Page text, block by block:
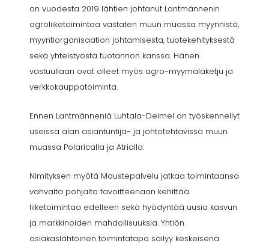
on vuodesta 2019 lähtien johtanut Lantmännenin
agroliiketoimintaa vastaten muun muassa myynnistä,
myyntiorganisaation johtamisesta, tuotekehityksestä
sekä yhteistyöstä tuotannon kanssa. Hänen
vastuullaan ovat olleet myös agro-myymäläketju ja
verkkokauppatoiminta.
Ennen Lantmänneniä Luhtala-Deimel on työskennellyt
useissa alan asiantuntija- ja johtotehtävissä muun
muassa Polaricalla ja Atrialla.
Nimityksen myötä Maustepalvelu jatkaa toimintaansa
vahvalta pohjalta tavoitteenaan kehittää
liiketoimintaa edelleen sekä hyödyntää uusia kasvun
ja markkinoiden mahdollisuuksia. Yhtiön
asiakaslähtöinen toimintatapa säilyy keskeisenä